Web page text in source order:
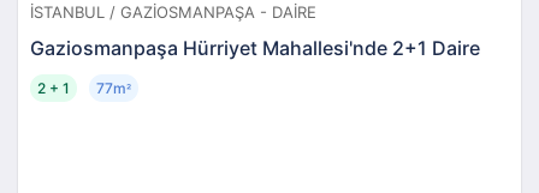
İSTANBUL / GAZIOSMANPAŞA - DAIRE
Gaziosmanpaşa Hürriyet Mahallesi'nde 2+1 Daire
2 + 1 77m²